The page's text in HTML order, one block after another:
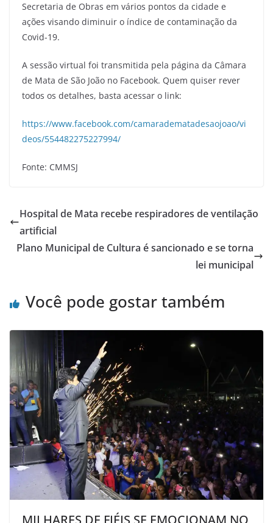
Secretaria de Obras em vários pontos da cidade e
ações visando diminuir o índice de contaminação da
Covid-19.
A sessão virtual foi transmitida pela página da Câmara
de Mata de São João no Facebook. Quem quiser rever
todos os detalhes, basta acessar o link:
https://www.facebook.com/camaradematadesaojoao/vi
deos/554482275227994/
Fonte: CMMSJ
Hospital de Mata recebe respiradores de ventilação
artificial
Plano Municipal de Cultura é sancionado e se torna
lei municipal
Você pode gostar também
MILHARES DE FIÉIS SE EMOCIONAM NO